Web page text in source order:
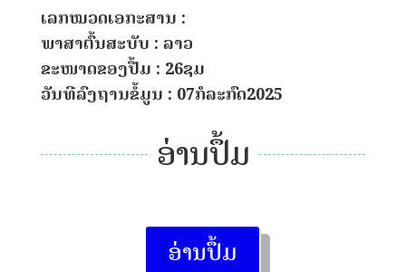
ເລກໝວດເອກະສານ :
ພາສາຕົ້ນສະບັບ : ລາວ
ຂະໜາດຂອງປື້ມ : 26ຊມ
ວັນທີລົງຖານຂໍ້ມູນ : 07ກໍລະກົດ2025
ອ່ານປຶ້ມ
ອ່ານປຶ້ມ